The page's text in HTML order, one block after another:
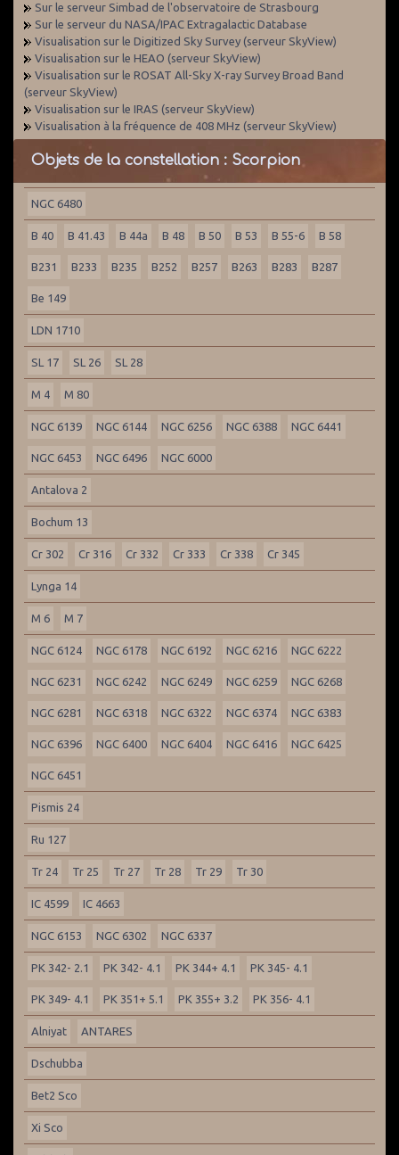
Sur le serveur Simbad de l'observatoire de Strasbourg
Sur le serveur du NASA/IPAC Extragalactic Database
Visualisation sur le Digitized Sky Survey (serveur SkyView)
Visualisation sur le HEAO (serveur SkyView)
Visualisation sur le ROSAT All-Sky X-ray Survey Broad Band
(serveur SkyView)
Visualisation sur le IRAS (serveur SkyView)
Visualisation à la fréquence de 408 MHz (serveur SkyView)
Objets de la constellation : Scorpion
NGC 6480
B 40 B 41.43 B 44a B 48 B 50 B 53 B 55-6 B 58
B231 B233 B235 B252 B257 B263 B283 B287
Be 149
LDN 1710
SL 17 SL 26 SL 28
M 4 M 80
NGC 6139 NGC 6144 NGC 6256 NGC 6388 NGC 6441
NGC 6453 NGC 6496 NGC 6000
Antalova 2
Bochum 13
Cr 302 Cr 316 Cr 332 Cr 333 Cr 338 Cr 345
Lynga 14
M 6 M 7
NGC 6124 NGC 6178 NGC 6192 NGC 6216 NGC 6222
NGC 6231 NGC 6242 NGC 6249 NGC 6259 NGC 6268
NGC 6281 NGC 6318 NGC 6322 NGC 6374 NGC 6383
NGC 6396 NGC 6400 NGC 6404 NGC 6416 NGC 6425
NGC 6451
Pismis 24
Ru 127
Tr 24 Tr 25 Tr 27 Tr 28 Tr 29 Tr 30
IC 4599 IC 4663
NGC 6153 NGC 6302 NGC 6337
PK 342- 2.1 PK 342- 4.1 PK 344+ 4.1 PK 345- 4.1
PK 349- 4.1 PK 351+ 5.1 PK 355+ 3.2 PK 356- 4.1
Alniyat ANTARES
Dschubba
Bet2 Sco
Xi Sco